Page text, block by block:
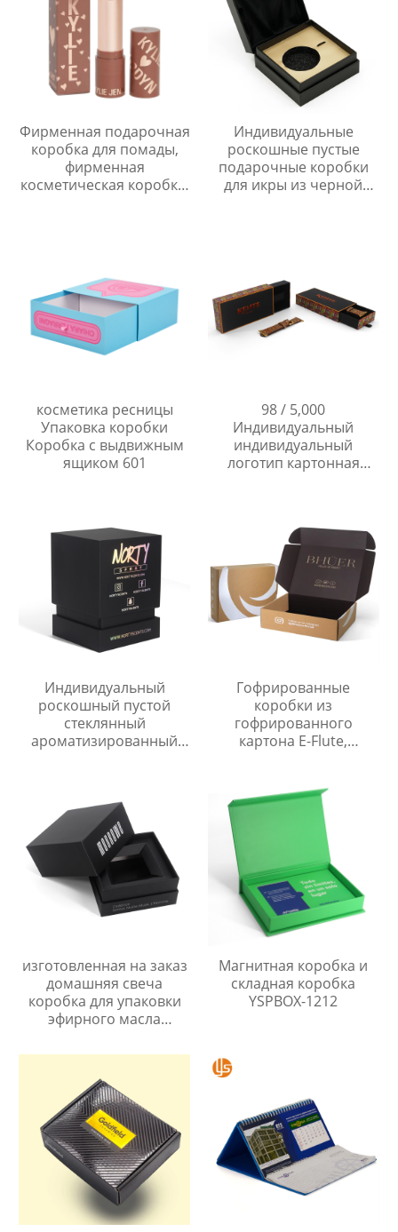
Фирменная подарочная
коробка для помады,
фирменная
косметическая коробка,
губ
Индивидуальные
роскошные пустые
подарочные коробки
для икры из черной
косметика ресницы
Упаковка коробки
Коробка с выдвижным
ящиком 601
98 / 5,000
Индивидуальный
индивидуальный
логотип картонная
упаковочная коробка
со вставкой
Индивидуальный
роскошный пустой
стеклянный
ароматизированный
основанием YSPBOX-
1239
Гофрированные
коробки из
гофрированного
картона E-Flute,
коробки для одежды,
экологически чистая
упаковка для почтовых
отправлений из бумаги
изготовленная на заказ
домашняя свеча
коробка для упаковки
эфирного масла
основанием YSPBOX-
Магнитная коробка и
складная коробка
YSPBOX-1212